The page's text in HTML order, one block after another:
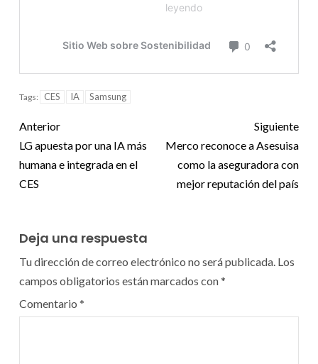
Tags: CES IA Samsung
Anterior
LG apuesta por una IA más
humana e integrada en el
CES
Siguiente
Merco reconoce a Asesuisa
como la aseguradora con
mejor reputación del país
Deja una respuesta
Tu dirección de correo electrónico no será publicada. Los
campos obligatorios están marcados con*
Comentario *